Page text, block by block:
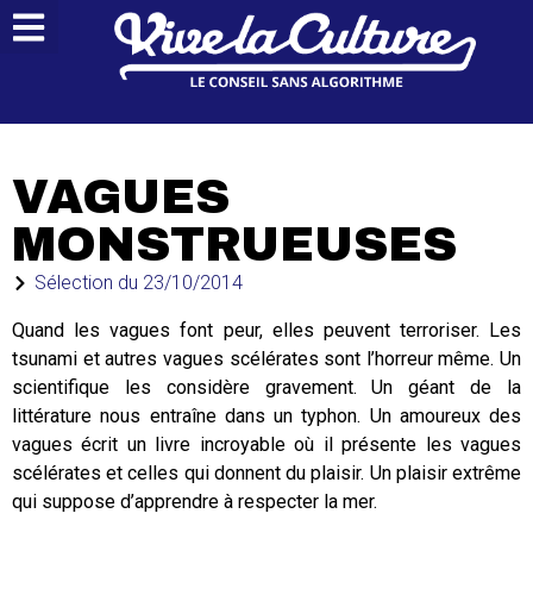
VAGUES
MONSTRUEUSES
Sélection du 23/10/2014
Quand les vagues font peur, elles peuvent terroriser. Les
tsunami et autres vagues scélérates sont l’horreur même. Un
scientifique les considère gravement. Un géant de la
littérature nous entraîne dans un typhon. Un amoureux des
vagues écrit un livre incroyable où il présente les vagues
scélérates et celles qui donnent du plaisir. Un plaisir extrême
qui suppose d’apprendre à respecter la mer.